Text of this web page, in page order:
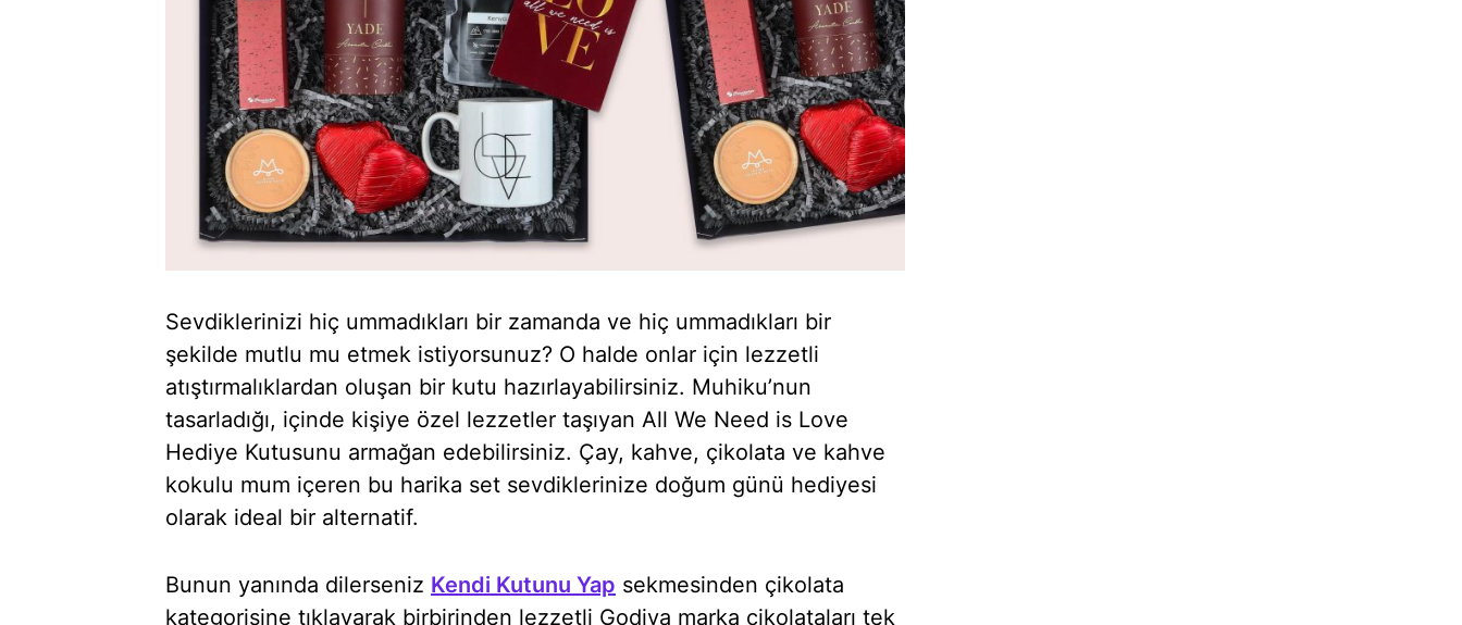
Sevdiklerinizi hiç ummadıkları bir zamanda ve hiç ummadıkları bir
şekilde mutlu mu etmek istiyorsunuz? O halde onlar için lezzetli
atıştırmalıklardan oluşan bir kutu hazırlayabilirsiniz. Muhiku’nun
tasarladığı, içinde kişiye özel lezzetler taşıyan All We Need is Love
Hediye Kutusunu armağan edebilirsiniz. Çay, kahve, çikolata ve kahve
kokulu mum içeren bu harika set sevdiklerinize doğum günü hediyesi
olarak ideal bir alternatif.
Bunun yanında dilerseniz Kendi Kutunu Yap sekmesinden çikolata
kategorisine tıklayarak birbirinden lezzetli Godiva marka çikolataları tek